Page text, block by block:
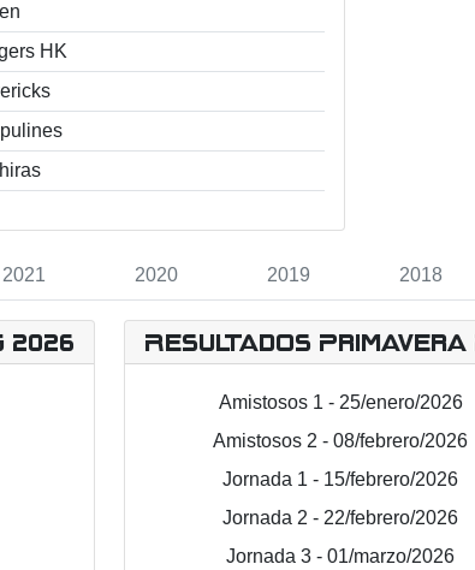
HK
2021 2020 2019 2018
Resultados Primavera
Amistosos 1 - 25/enero/2026
Amistosos 2 - 08/febrero/2026
Jornada 1 - 15/febrero/2026
Jornada 2 - 22/febrero/2026
Jornada 3 - 01/marzo/2026